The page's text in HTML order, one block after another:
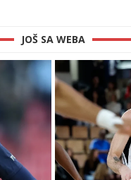
JOŠ SA WEBA